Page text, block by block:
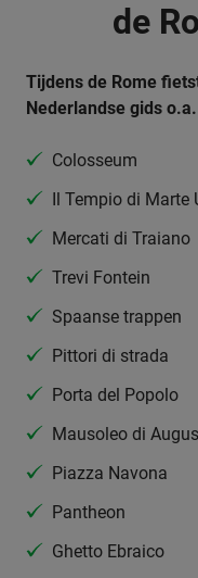
de
Tijdens de Rome
Nederlandse gids
Colosseum
Il Tempio di Marte
Mercati di Traiano
Trevi Fontein
Spaanse trappen
Pittori di strada
Porta del Popolo
Mausoleo di
Piazza Navona
Pantheon
Ghetto Ebraico